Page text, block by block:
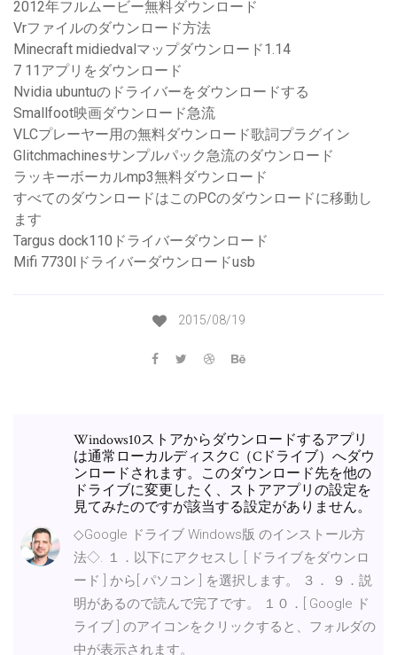
2012年フルムービー無料ダウンロード
Vrファイルのダウンロード方法
Minecraft midiedvalマップダウンロード1.14
7 11アプリをダウンロード
Nvidia ubuntuのドライバーをダウンロードする
Smallfoot映画ダウンロード急流
VLCプレーヤー用の無料ダウンロード歌詞プラグイン
Glitchmachinesサンプルパック急流のダウンロード
ラッキーボーカルmp3無料ダウンロード
すべてのダウンロードはこのPCのダウンロードに移動し
ます
Targus dock110ドライバーダウンロード
Mifi 7730lドライバーダウンロードusb
2015/08/19
Windows10ストアからダウンロードするアプリ
は通常ローカルディスクC（Cドライブ）へダウ
ンロードされます。このダウンロード先を他の
ドライブに変更したく、ストアアプリの設定を
見てみたのですが該当する設定がありません。
◇Google ドライブ Windows版 のインストール方
法◇. １．以下にアクセスし [ ドライブをダウンロ
ード ] から[ パソコン ] を選択します。 ３． ９．説
明があるので読んで完了です。 １０．[ Google ド
ライブ ] のアイコンをクリックすると、フォルダの
中が表示されます。